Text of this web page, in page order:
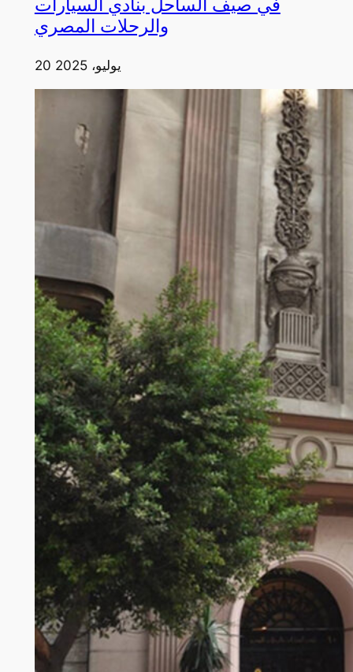
في صيف الساحل بنادي السيارات
والرحلات المصري
20 يوليو، 2025